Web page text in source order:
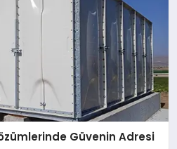
Güvenin Adresi